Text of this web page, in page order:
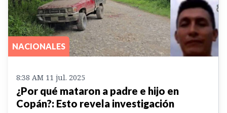
NACIONALES
8:38 AM 11 jul. 2025
¿Por qué mataron a padre e hijo en
Copán?: Esto revela investigación